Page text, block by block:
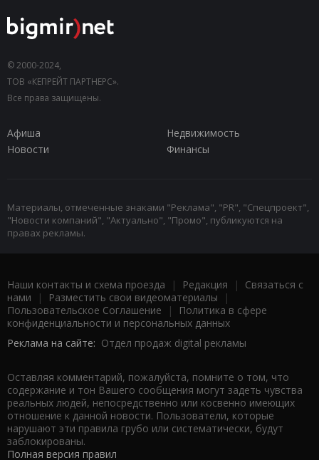
© 2000-2024,
ТОВ «КЕПРЕЙТ ПАРТНЕРС».
Все права защищены.
Афиша
Недвижимость
Новости
Финансы
Материалы, отмеченные знаками "Реклама", "PR", "Спецпроект",
"Новости компаний", "Актуально", "Промо", публикуются на
правах рекламы.
Наши контакты и схема проезда | Редакция | Связаться с
нами | Разместить свои видеоматериалы |
Пользовательское Соглашение |
Политика в сфере
конфиденциальности и персональных данных
Реклама на сайте: Отдел продаж digital рекламы
Оставляя комментарий, пожалуйста, помните о том, что
содержание и тон Вашего сообщения могут задеть чувства
реальных людей, непосредственно или косвенно имеющих
отношение к данной новости. Пользователи, которые
нарушают эти правила грубо или систематически, будут
заблокированы.
Полная версия правил